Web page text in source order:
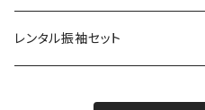
雪駄
帯揚
KIMONOanne.コラボ
井原デニム
浴衣小物
コート
半巾帯
帯揚
草履・下駄
レンタル振袖セット